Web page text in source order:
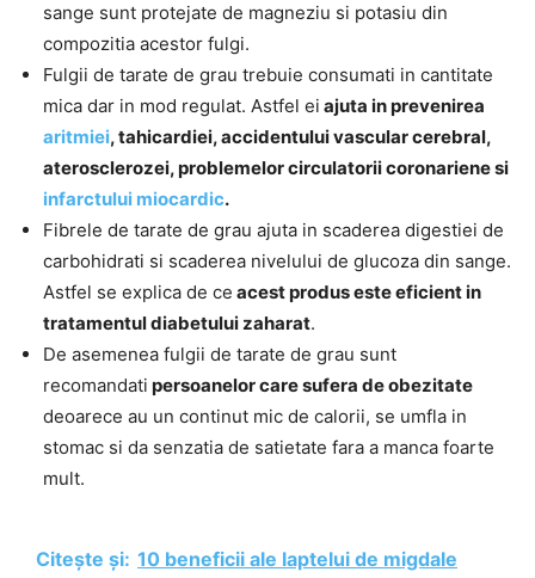
sange sunt protejate de magneziu si potasiu din
compozitia acestor fulgi.
Fulgii de tarate de grau trebuie consumati in cantitate
mica dar in mod regulat. Astfel ei ajuta in prevenirea
aritmiei, tahicardiei, accidentului vascular cerebral,
aterosclerozei, problemelor circulatorii coronariene si
infarctului miocardic.
Fibrele de tarate de grau ajuta in scaderea digestiei de
carbohidrati si scaderea nivelului de glucoza din sange.
Astfel se explica de ce acest produs este eficient in
tratamentul diabetului zaharat.
De asemenea fulgii de tarate de grau sunt
recomandati persoanelor care sufera de obezitate
deoarece au un continut mic de calorii, se umfla in
stomac si da senzatia de satietate fara a manca foarte
mult.
Citește și: 10 beneficii ale laptelui de migdale